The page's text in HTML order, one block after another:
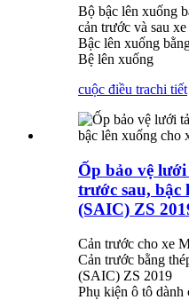
Bộ bậc lên xuống
cản trước và sau
Bậc lên xuống
Bệ lên xuống
cuộc điều trachi tiết
Ốp bảo vệ
trước sau, bậc
(SAIC) ZS
Cản trước cho xe
Cản trước bằng
(SAIC) ZS 2019
Phụ kiện ô tô